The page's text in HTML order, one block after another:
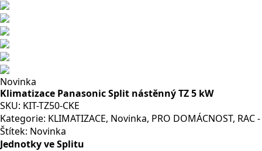
Novinka
Klimatizace Panasonic Split nástěnný TZ 5 kW
SKU: KIT-TZ50-CKE
Kategorie: KLIMATIZACE, Novinka, PRO DOMÁCNOST, RAC
Štítek: Novinka
Jednotky ve Splitu